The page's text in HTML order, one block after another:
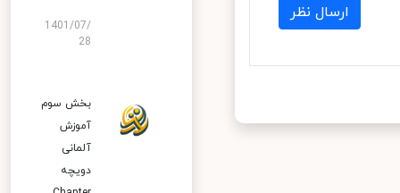
ارسال نظر
1401/07/
28
بخش سوم
آموزش
آلمانی
دویچه